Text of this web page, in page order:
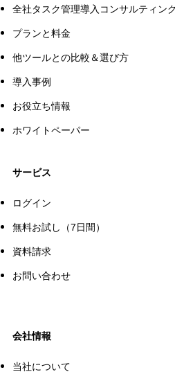
全社タスク管理導入コンサルティン
プランと料金
他ツールとの比較＆選び方
導入事例
お役立ち情報
ホワイトペーパー
サービス
ログイン
無料お試し（7日間）
資料請求
お問い合わせ
会社情報
当社について